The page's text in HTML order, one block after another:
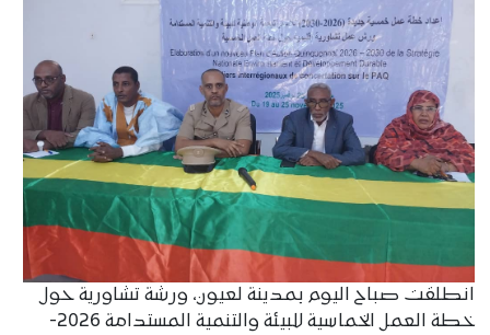
انطلقت صباح اليوم بمدينة لعيون، ورشة تشاورية حول
خطة العمل الخماسية للبيئة والتنمية المستدامة 2026-